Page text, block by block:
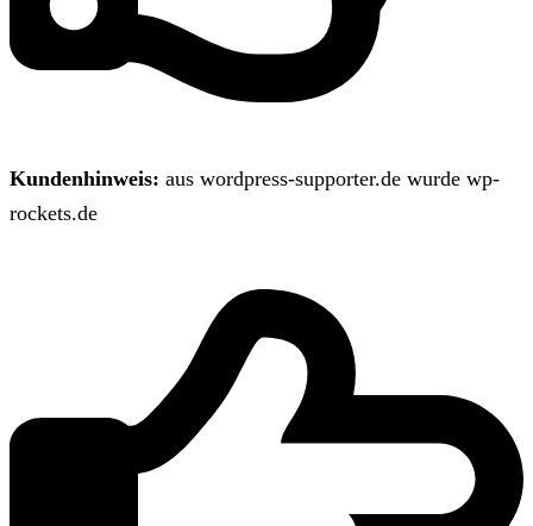
Kundenhinweis: aus wordpress-supporter.de wurde wp-
rockets.de